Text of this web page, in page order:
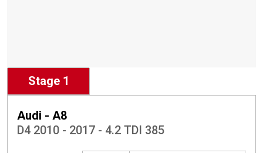
Stage 1
Audi - A8
D4 2010 - 2017 - 4.2 TDI 385